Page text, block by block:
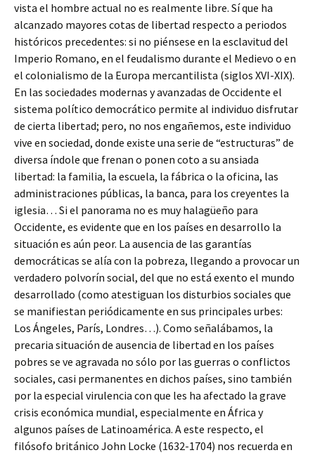
vista el hombre actual no es realmente libre. Sí que ha
alcanzado mayores cotas de libertad respecto a periodos
históricos precedentes: si no piénsese en la esclavitud del
Imperio Romano, en el feudalismo durante el Medievo o en
el colonialismo de la Europa mercantilista (siglos XVI-XIX).
En las sociedades modernas y avanzadas de Occidente el
sistema político democrático permite al individuo disfrutar
de cierta libertad; pero, no nos engañemos, este individuo
vive en sociedad, donde existe una serie de “estructuras” de
diversa índole que frenan o ponen coto a su ansiada
libertad: la familia, la escuela, la fábrica o la oficina, las
administraciones públicas, la banca, para los creyentes la
iglesia… Si el panorama no es muy halagüeño para
Occidente, es evidente que en los países en desarrollo la
situación es aún peor. La ausencia de las garantías
democráticas se alía con la pobreza, llegando a provocar un
verdadero polvorín social, del que no está exento el mundo
desarrollado (como atestiguan los disturbios sociales que
se manifiestan periódicamente en sus principales urbes:
Los Ángeles, París, Londres…). Como señalábamos, la
precaria situación de ausencia de libertad en los países
pobres se ve agravada no sólo por las guerras o conflictos
sociales, casi permanentes en dichos países, sino también
por la especial virulencia con que les ha afectado la grave
crisis económica mundial, especialmente en África y
algunos países de Latinoamérica. A este respecto, el
filósofo británico John Locke (1632-1704) nos recuerda en